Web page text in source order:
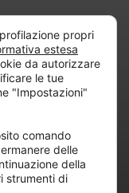
Servizi di
Consulenza
Certificata
di “Project
– All
propri
estesa
da autorizzare
le tue
"Impostazioni"
comando
delle
della
strumenti di